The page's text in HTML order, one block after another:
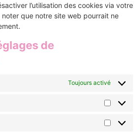
l’utilisation des cookies via votre
que notre site web pourrait ne
de
Toujours activé